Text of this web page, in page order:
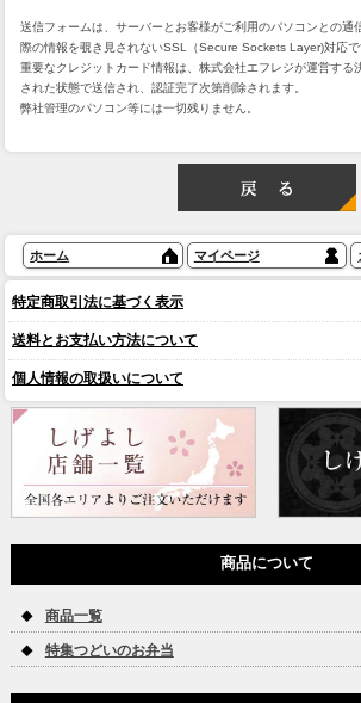
送信フォームは、サーバーとお客様がご利用のパソコンとの通
際の情報を覗き見されないSSL（Secure Sockets Layer)対応で
重要なクレジットカード情報は、株式会社エフレジが運営する
された状態で送信され、認証完了次第削除されます。
弊社管理のパソコン等には一切残りません。
ホーム マイページ
特定商取引法に基づく表示
送料とお支払い方法について
個人情報の取扱いについて
商品について
商品一覧
特集つどいのお弁当